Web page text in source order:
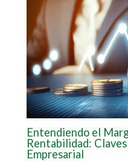
Entendiendo el
Rentabilidad:
Empresarial